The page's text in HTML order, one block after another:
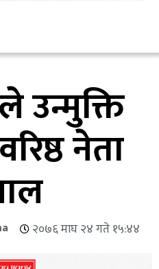
उन्मुक्ति
नेता
२०७६ माघ २४ गते १५:४४